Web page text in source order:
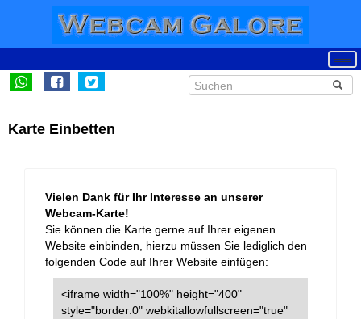
Karte Einbetten
Vielen Dank für Ihr Interesse an unserer
Webcam-Karte!
Sie können die Karte gerne auf Ihrer eigenen
Website einbinden, hierzu müssen Sie lediglich den
folgenden Code auf Ihrer Website einfügen:
<iframe width="100%" height="400"
style="border:0" webkitallowfullscreen="true"